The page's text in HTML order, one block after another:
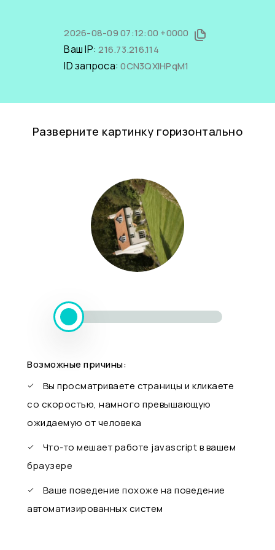
2026-08-09 07:12:00 +0000
Ваш IP:216.73.216.114
ID запроса:0CN3QXlHPqM1
Разверните картинку горизонтально
Возможные причины:
Вы просматриваете страницы и кликаете
со скоростью, намного превышающую
ожидаемую от человека
Что-то мешает работе javascript в вашем
браузере
Ваше поведение похоже на поведение
автоматизированных систем